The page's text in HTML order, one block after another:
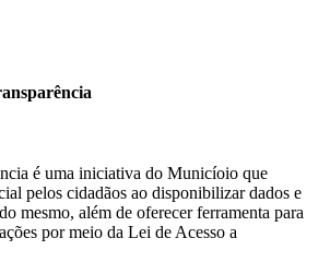
é uma iniciativa do Municíoio que
pelos cidadãos ao disponibilizar dados e
mesmo, além de oferecer ferramenta para
por meio da Lei de Acesso a